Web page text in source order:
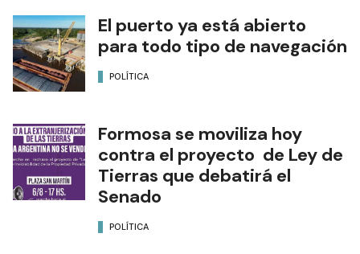
El puerto ya está abierto
para todo tipo de navegación
POLÍTICA
Formosa se moviliza hoy
contra el proyecto de Ley de
Tierras que debatirá el
Senado
POLÍTICA